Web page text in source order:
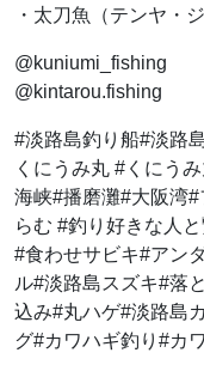
・太刀魚（テンヤ・
@kuniumi_fishing
@kintarou.fishing
#淡路島釣り船#淡路
くにうみ丸 #くにう
海峡#播磨灘#大阪湾
らむ #釣り好きな人
#食わせサビキ#アン
ル#淡路島スズキ#落
込み#丸ハゲ#淡路島
グ#カワハギ釣り#カ